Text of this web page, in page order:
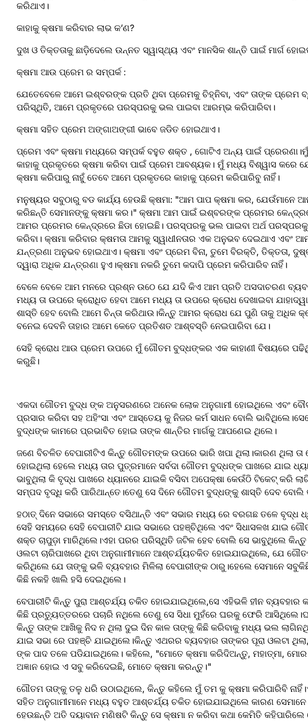
କରିଥାଏ।
କାହାକୁ କ୍ଷମା କରିବାର ଲାଭ କ’ଣ?
ଦୁଖ ଓ ତିକ୍ତତାକୁ ଛାଡ଼ିଦେଲେ ଉନ୍ନତ ସ୍ୱାସ୍ଥ୍ୟ ଏବଂ ମାନସିକ ଶାନ୍ତି ପାଇଁ ମାର୍ଗ
କ୍ଷମା ଆଉ ପ୍ରେମ ର ସମ୍ପର୍କ :
ଯେତେବେଳେ ଆମେ ଇଶ୍ବରଙ୍କ ପ୍ରତି ଥିବା ପ୍ରେମକୁ ଚିହ୍ନିବା, ଏବଂ ତାଙ୍କ ପ୍ରେମ
ପରିସ୍ଥିତି, ଆମେ ପ୍ରକୃତରେ ପରସ୍ପରକୁ ଭଲ ପାଇବା ଆରମ୍ଭ କରିପାରିବା।
କ୍ଷମା ସହିତ ପ୍ରେମ ଅଙ୍ଗାଅଙ୍ଗୀ ଭାବେ ଜଡିତ ହୋଇଥାଏ।
ପ୍ରେମ ଏବଂ କ୍ଷମା ମଧ୍ୟରେ ସମ୍ପର୍କ ବହୁତ ଶକ୍ତ , ଗୋଟିଏ ଅନ୍ୟ ପାଇଁ
କାହାକୁ ପ୍ରକୃତରେ କ୍ଷମା କରିବା ପାଇଁ ପ୍ରେମ ଆବଶ୍ୟକ। ମୁଁ ମଧ୍ୟ ବିଶ୍ୱାସ କରେ
କ୍ଷମା କରିପାରୁ ନାହୁଁ ତେବେ ଆମେ ପ୍ରକୃତରେ କାହାକୁ ପ୍ରେମ କରିପାରିବୁ ନାହିଁ।
ମନୁଷ୍ୟର ସବୁଠାରୁ ବଡ କାର୍ଯ୍ୟ ହେଉଛି କ୍ଷମା: "ଆମ ପାପ କ୍ଷମା କର, ଯେଉଁମାନେ
କରିଛନ୍ତି ସେମାନଙ୍କୁ କ୍ଷମା କର।" କ୍ଷମା ଆମ ପାଇଁ ଇଶ୍ବରଙ୍କ ପ୍ରେମର
ଆମର ପ୍ରେମର କେନ୍ଦ୍ରରେ ଛିଡା ହୋଇଛି। ପରସ୍ପରକୁ ଭଲ ପାଇବା ଅର୍ଥ ପରସ୍ପରକୁ
କରିବା। କ୍ଷମା କରିବାର କ୍ଷମତା ଆମକୁ ସ୍ୱାଧୀନତାର ଏକ ଅନୁଭବ ଦେଇଥାଏ ଏବଂ
ଯନ୍ତ୍ରଣା ଅନୁଭବ ହୋଇଥାଏ। କ୍ଷମା ଏବଂ ପ୍ରେମ ବିନା, ତୁମେ ବିରକ୍ତି, ତିକ୍ତତା,
ଦ୍ୱାରା ଅଧିକ ଯନ୍ତ୍ରଣା ହୁଏ।କ୍ଷମା ନକରି ତୁମେ କଦାପି ପ୍ରେମ କରିପାରିବ ନାହିଁ।
ବେଳେ ବେଳେ ଆମ ମନରେ ପ୍ରଶ୍ନ ଉଠେ ଯେ ଯଦି କିଏ ଆମ ପ୍ରତି ଅସଦାଚରଣ
ମଧ୍ୟ ତା ଉପରେ କ୍ରୋଧିତ ହେବା ଆମେ ମଧ୍ୟ ତା ଉପରେ କ୍ରୋଧ ଦେଖାଇବା
ଶାସ୍ତି ହେବ ବୋଲି ଆମେ ଚିନ୍ତା କରିଥାଉ।କିନ୍ତୁ ଆମର କ୍ରୋଧ ଯେ ପୁଣି ତାକୁ ଅଧିକ
ବନେଇ ଦେବନି ତାହାର ଆମେ କେତେ ପ୍ରତିଶତ ଆଶ୍ବସ୍ତି ନେଇପାରିବା ଯେ।
ସେହି କ୍ରୋଧ ଆଉ ପ୍ରେମ ଉପରେ ମୁଁ ଗୌତମ ବୁଦ୍ଧଙ୍କର ଏକ କାହାଣୀ ବିଷୟରେ
କରୁଛି।
ଏକଦା ଗୌତମ ବୁଦ୍ଧ ଙ୍କ ଅନୁସରଣରେ ଅନେକ ଲୋକ ଅନୁଗାମୀ ହୋଇଥିଲେ ଏବଂ
ପ୍ରସାର କରିବା ସହ ଅହିଂସା ଏବଂ ଆସ୍ତେୟ କୁ ନିଜର କର୍ମ ସାଧନ ବୋଲି
ବୁଦ୍ଧଙ୍କ କାମରେ ପ୍ରଭାବିତ ହୋଇ ତାଙ୍କ ଶାନ୍ତିର ମାର୍ଗକୁ ଆପଣେଇ ଥିଲେ।
ଜଣେ ବିଚଳିତ ବେପାରୀଟିଏ କିନ୍ତୁ ଗୌତମଙ୍କ ଉପରେ ଭାରି ଖପା ଥିଲା।କାରଣ ଥିଲା
ହୋଇଥିଲା ହେଲେ ମଧ୍ୟ ତାର ପୁତ୍ରମାନେ ସର୍ବଦା ଗୌତମ ବୁଦ୍ଧଙ୍କ ପାଖରେ ଯାଇ
ଭାବୁଥିଲା କି ବୃଦ୍ଧ ପାଖରେ ଧ୍ୟାନରେ ଯାଇକି ବସିବା ଅପେକ୍ଷା କେଉଁଠି ଟିକେଟ୍ କରି
ସମ୍ପଦ ବୃଦ୍ଧି କରି ପାରିଥାନ୍ତେ।ତେଣୁ ସେ ଦିନେ ଗୌତମ ବୁଦ୍ଧଙ୍କୁ ଶାସ୍ତି ଦେବ ବୋଲି
ହଠାତ୍ ଦିନେ ସଭାରେ ସମସ୍ତେ ବସିଥାନ୍ତି ଏବଂ ସଭାର ମଧ୍ୟ ରେ ବରଗଛ ତଳେ ବୃଦ୍ଧ
ସେହି ସମୟରେ ସେହି ବେପାରୀଟି ଯାଇ ସଭାରେ ପହଞ୍ଚିଥିଲେ ଏବଂ ସିଧାସଳଖ ଯାଇ
ଶକ୍ତ ଚାପୁଡ଼ା ମାରିଥିଲେ।ଏହା ପରର ପରିସ୍ଥିତି ଜଟିଳ ହେବ ବୋଲି ସେ ଭାବୁଥିଲେ କିନ୍ତୁ
ଓଲଟା ଚାରିପାଖରେ ଥିବା ଅନୁଗାମୀମାନେ ଆଶ୍ଚର୍ଯ୍ୟଚକିତ ହୋଇଯାଇଥିଲେ, ଯେ
କରିଥିଲେ ଯେ ତାଙ୍କୁ ଭଳି ବ୍ୟବହାର ମିଳିଲା ବେପାରୀଙ୍କ ଠାରୁ।ହେଲେ ସେମାନେ
କିଛି ନକହି ଖାଲି ହସି ଦେଇଥିଲେ।
ବେପାରୀଟି କିନ୍ତୁ ପୁରା ଆଶ୍ଚର୍ଯ୍ୟ ଚକିତ ହୋଇଯାଇଥିଲେ,ସେ ଏହିଭଳି ହୀନ ବ୍ୟବହାର
କିଛି ପ୍ରତ୍ୟୁତ୍ତରରେ ପଚାରି ନଥିଲେ ତେଣୁ ସେ ସିଧା ମୁହଁରେ ଘରକୁ ଫେରି
କିନ୍ତୁ ତାଙ୍କ ଆଖିକୁ ନିଦ ନ ଥିଲା ଦୁଇ ଦିନ କାଳ ତାଙ୍କୁ କିଛି କରିବାକୁ ମଧ୍ୟ ଭଲ
ଯାଇ ସଭା ରେ ପହଞ୍ଚି ଯାଇଥିଲେ।କିନ୍ତୁ ଏଥରର ବ୍ୟବହାର ତାଙ୍କର ପୂରା ଓଲଟା
ଙ୍କ ପାଦ ତଳେ ପଡିଯାଇଥିଲେ। କହିଲେ, "ମୋତେ କ୍ଷମା କରିଦିଅନ୍ତୁ, ମହାତ୍ମା,
ଅଜ୍ଞାନ ହୋଇ ଏ ସବୁ କରିଦେଇଛି, ମୋତେ କ୍ଷମା କରନ୍ତୁ।"
ଗୌତମ ତାଙ୍କୁ ତଳୁ ଧରି ଉଠାଇଥିଲେ, କିନ୍ତୁ କହିଲେ ମୁଁ ତମ କୁ କ୍ଷମା କରିପାରିବି
ସହିତ ଅନୁଗାମୀମାନେ ମଧ୍ୟ ବହୁତ ଆଶ୍ଚର୍ଯ୍ୟ ଚକିତ ହୋଇଯାଇଥିଲେ କାରଣ
ହେଉଛନ୍ତି ଅତି ଦୟାବାନ ମଣିଷଟି କିନ୍ତୁ ସେ କ୍ଷମା ନ କରିବା କଥା କେମିତି କହିପାରିଲେ